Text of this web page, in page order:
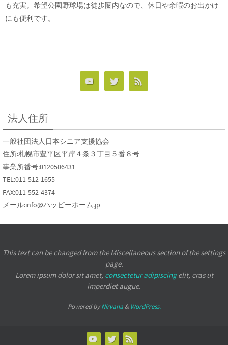
も充実。希望公園野球場は徒歩圏内なので、休日や余暇のお出かけ
にも便利です。
法人住所
一般社団法人日本シニア支援協会
住所:札幌市豊平区平岸４条３丁目５番８号
事業所番号:0120506431
TEL:011-512-1655
FAX:011-552-4374
メール:info@ハッピーホーム.jp
This text can be changed from the Miscellaneous section of the settings
page.
Lorem ipsumdolor sit amet, consectetur adipiscingelit, cras ut
imperdiet augue.
Powered byNirvana& WordPress.